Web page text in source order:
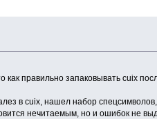
правильно запаковывать cuix
в cuix, нашел набор
нечитаемым, но и ошибок не